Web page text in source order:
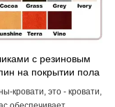
с резиновым
на покрытии пола
кровати, это - кровати,